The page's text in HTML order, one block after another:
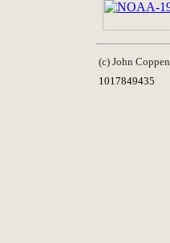
(c) John
1017849435